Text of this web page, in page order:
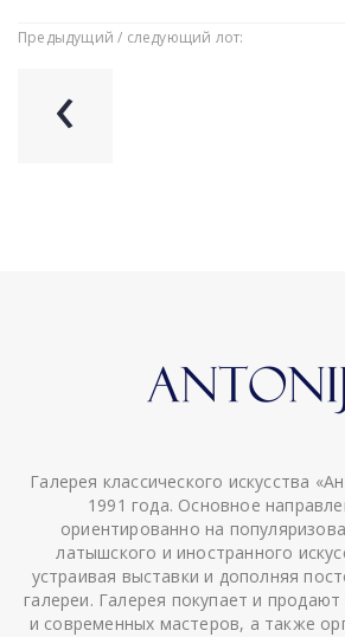
Предыдущий / следующий лот:
‹
Галерея классического искусства
1991 года. Основное
ориентированно на
латышского и иностранного
устраивая выставки и дополняя
галереи. Галерея покупает и
и современных мастеров, а также